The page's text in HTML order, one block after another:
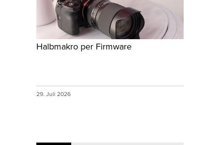
Halbmakro per Firmware
29. Juli 2026